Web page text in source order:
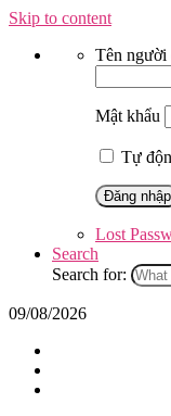
Skip to content
Tên người
Mật khẩu
Tự
Lost
Search
Search for:
09/08/2026